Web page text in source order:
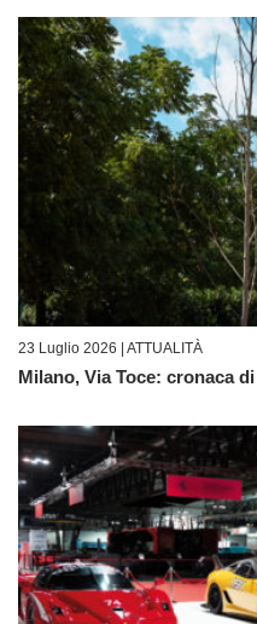
23 Luglio 2026 | ATTUALITÀ
Milano, Via Toce: cronaca